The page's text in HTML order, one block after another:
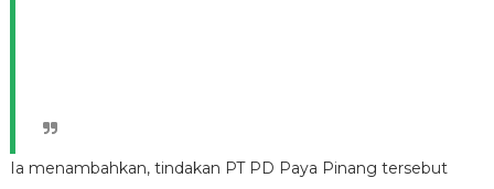
Ia menambahkan, tindakan PT PD Paya Pinang tersebut